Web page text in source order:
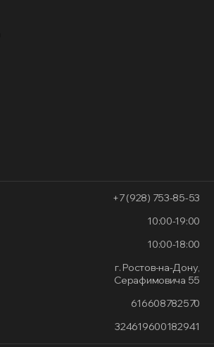
+7 (928) 753-85-53
10:00-19:00
10:00-18:00
г. Ростов-на-Дону,
Серафимовича 55
616608782570
324619600182941